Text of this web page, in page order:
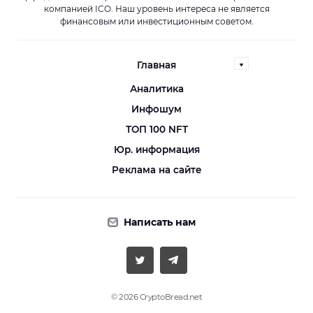
компанией ICO. Наш уровень интереса не является
финансовым или инвестиционным советом.
Главная
Аналитика
Инфошум
ТОП 100 NFT
Юр. информация
Реклама на сайте
Написать нам
© 2026 CryptoBread.net